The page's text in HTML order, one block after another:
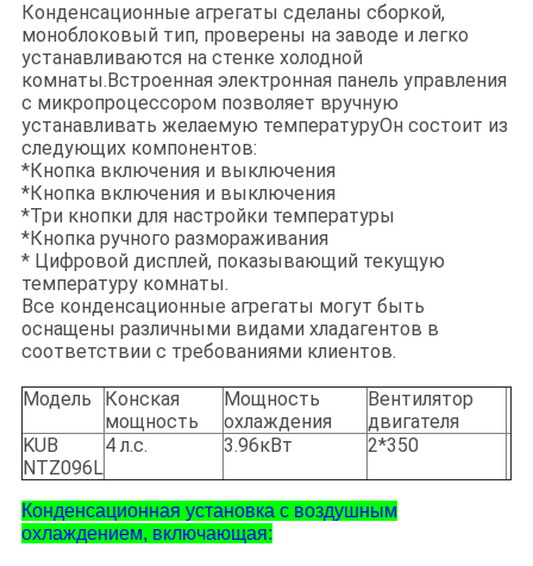
Конденсационные агрегаты сделаны сборкой,
моноблоковый тип, проверены на заводе и легко
устанавливаются на стенке холодной
комнаты.Встроенная электронная панель управления
с микропроцессором позволяет вручную
устанавливать желаемую температуруОн состоит из
следующих компонентов:
*Кнопка включения и выключения
*Кнопка включения и выключения
*Три кнопки для настройки температуры
*Кнопка ручного размораживания
* Цифровой дисплей, показывающий текущую
температуру комнаты.
Все конденсационные агрегаты могут быть
оснащены различными видами хладагентов в
соответствии с требованиями клиентов.
Модель
Конская
мощность
Мощность
охлаждения
Вентилятор
двигателя
KUB
NTZ096L
4 л.с. 3.96кВт 2*350
Конденсационная установка с воздушным
охлаждением, включающая: